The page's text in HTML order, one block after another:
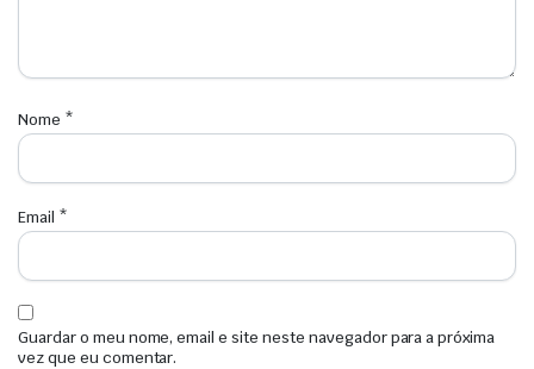
Nome *
Email *
Guardar o meu nome, email e site neste navegador para a próxima
vez que eu comentar.